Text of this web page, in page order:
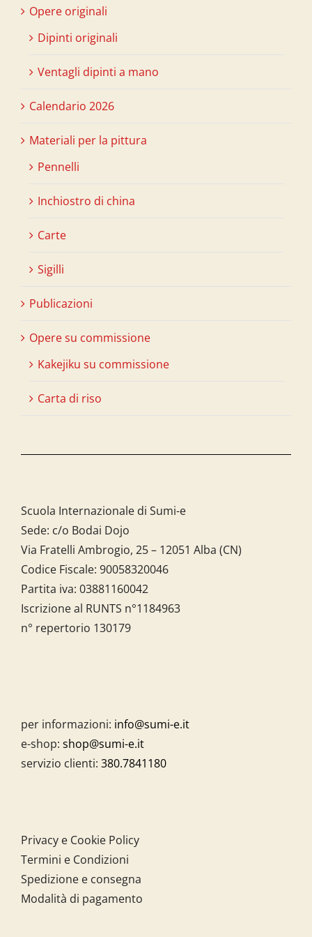
Opere originali
Dipinti originali
Ventagli dipinti a mano
Calendario 2026
Materiali per la pittura
Pennelli
Inchiostro di china
Carte
Sigilli
Publicazioni
Opere su commissione
Kakejiku su commissione
Carta di riso
Scuola Internazionale di Sumi-e
Sede: c/o Bodai Dojo
Via Fratelli Ambrogio, 25 – 12051 Alba (CN)
Codice Fiscale: 90058320046
Partita iva: 03881160042
Iscrizione al RUNTS n°1184963
n° repertorio 130179
per informazioni: info@sumi-e.it
e-shop: shop@sumi-e.it
servizio clienti: 380.7841180
Privacy e Cookie Policy
Termini e Condizioni
Spedizione e consegna
Modalità di pagamento